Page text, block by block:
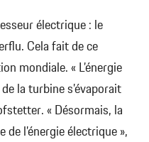
électrique : le
Cela fait de ce
mondiale. « L’énergie
la turbine s’évaporait
« Désormais, la
l’énergie électrique »,